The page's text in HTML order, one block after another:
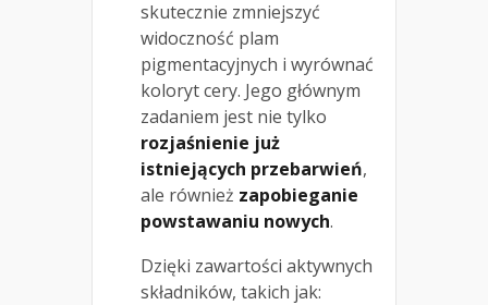
skutecznie zmniejszyć
widoczność plam
pigmentacyjnych i wyrównać
koloryt cery. Jego głównym
zadaniem jest nie tylko
rozjaśnienie już
istniejących przebarwień,
ale również zapobieganie
powstawaniu nowych.
Dzięki zawartości aktywnych
składników, takich jak: